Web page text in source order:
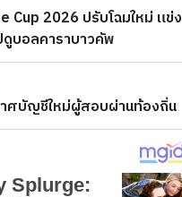
Cup 2026 ปรับโฉมใหม่ แข่ง
บอลคาราบาวคัพ
ศบัญชีใหม่ผู้สอบผ่านท้องถิ่น